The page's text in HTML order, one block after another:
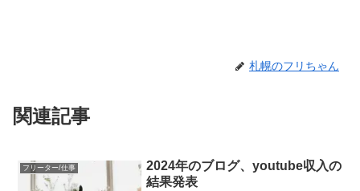
札幌のフリちゃん
関連記事
フリーター/仕事
2024年のブログ、youtube収入の
結果発表